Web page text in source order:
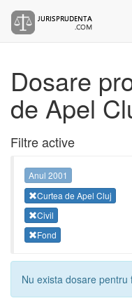
Dosare
de Apel
Filtre active
Anul 2001
Curtea de Apel Cluj
Civil
Fond
Nu exista dosare pentru